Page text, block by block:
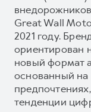
Great Wall
2021 году.
ориентирован
новый формат
основанный на
тенденции